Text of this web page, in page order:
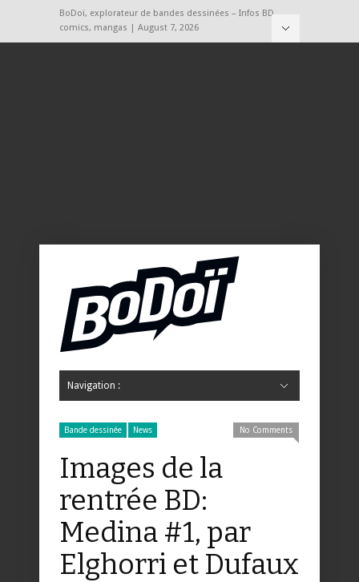
BoDoï, explorateur de bandes dessinées – Infos BD,
comics, mangas | August 7, 2026
Navigation :
Bande dessinée News No Comments
Images de la
rentrée BD:
Medina #1, par
Elghorri et Dufaux